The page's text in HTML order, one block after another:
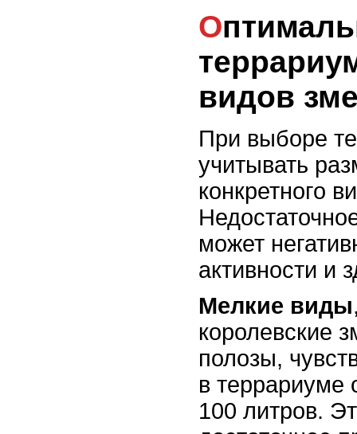
Оптимальные размеры
видов
При выборе
учитывать
конкретного
может
активности и
Мелкие виды
королевские
полозы,
в террариуме
100 литров.